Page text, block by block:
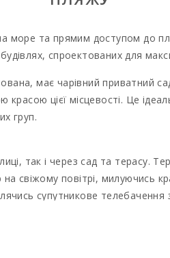
море та прямим доступом до
спроектованих для
має чарівний приватний
цієї місцевості. Це
груп.
так і через сад та терасу.
свіжому повітрі, милуючись
супутникове телебачення